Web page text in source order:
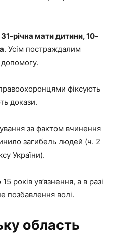
річна мати дитини, 10-
. Усім постраждалим
фіксують
докази.
за фактом вчинення
загибель людей (ч. 2
України).
років ув’язнення, а в разі
позбавлення волі.
область